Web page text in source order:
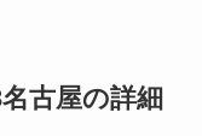
古屋の詳細